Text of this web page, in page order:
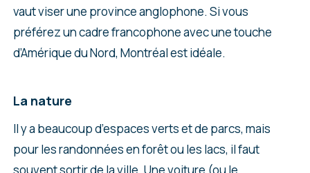
vaut viser une province anglophone. Si vous
préférez un cadre francophone avec une touche
d’Amérique du Nord, Montréal est idéale.
La nature
Il y a beaucoup d’espaces verts et de parcs, mais
pour les randonnées en forêt ou les lacs, il faut